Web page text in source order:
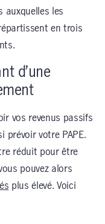
auxquelles les
en trois
d’une
vos revenus passifs
prévoir votre PAPE.
réduit pour être
pouvez alors
plus élevé. Voici